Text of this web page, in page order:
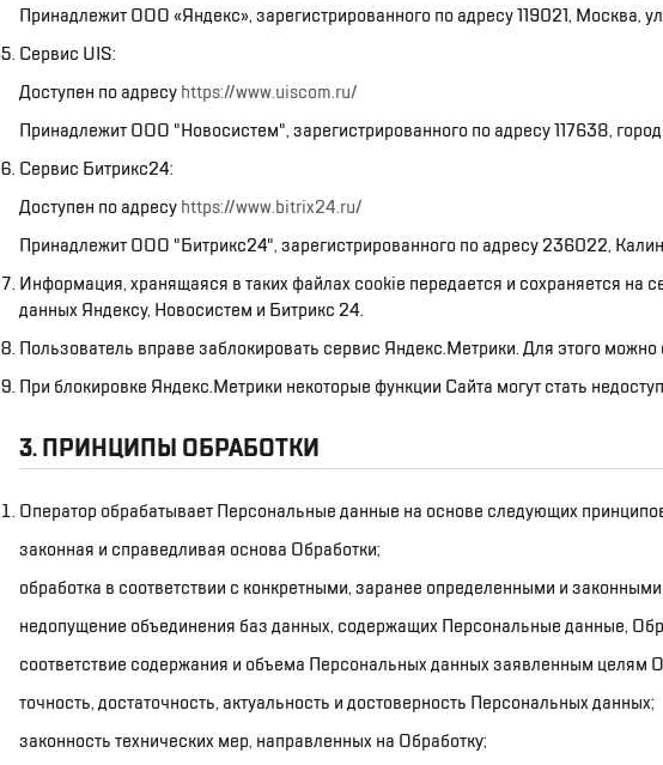
Принадлежит ООО «Яндекс», зарегистрированного по адресу 119021, Москва,
Cервис UIS:
Доступен по адресуhttps://www.uiscom.ru/
Принадлежит ООО "Новосистем", зарегистрированного по адресу 117638,
Сервис Битрикс24:
Доступен по адресуhttps://www.bitrix24.ru/
Принадлежит ООО "Битрикс24", зарегистрированного по адресу 236022,
Информация, хранящаяся в таких файлах cookie передается и сохраняется на
данных Яндексу, Новосистем и Битрикс 24.
Пользователь вправе заблокировать сервис Яндекс.Метрики. Для этого можно
При блокировке Яндекс.Метрики некоторые функции Сайта могут стать
3. ПРИНЦИПЫ ОБРАБОТКИ
Оператор обрабатывает Персональные данные на основе следующих
законная и справедливая основа Обработки;
обработка в соответствии с конкретными, заранее определенными и
недопущение объединения баз данных, содержащих Персональные данные,
соответствие содержания и объема Персональных данных заявленным целям
точность, достаточность, актуальность и достоверность Персональных данных;
законность технических мер, направленных на Обработку;